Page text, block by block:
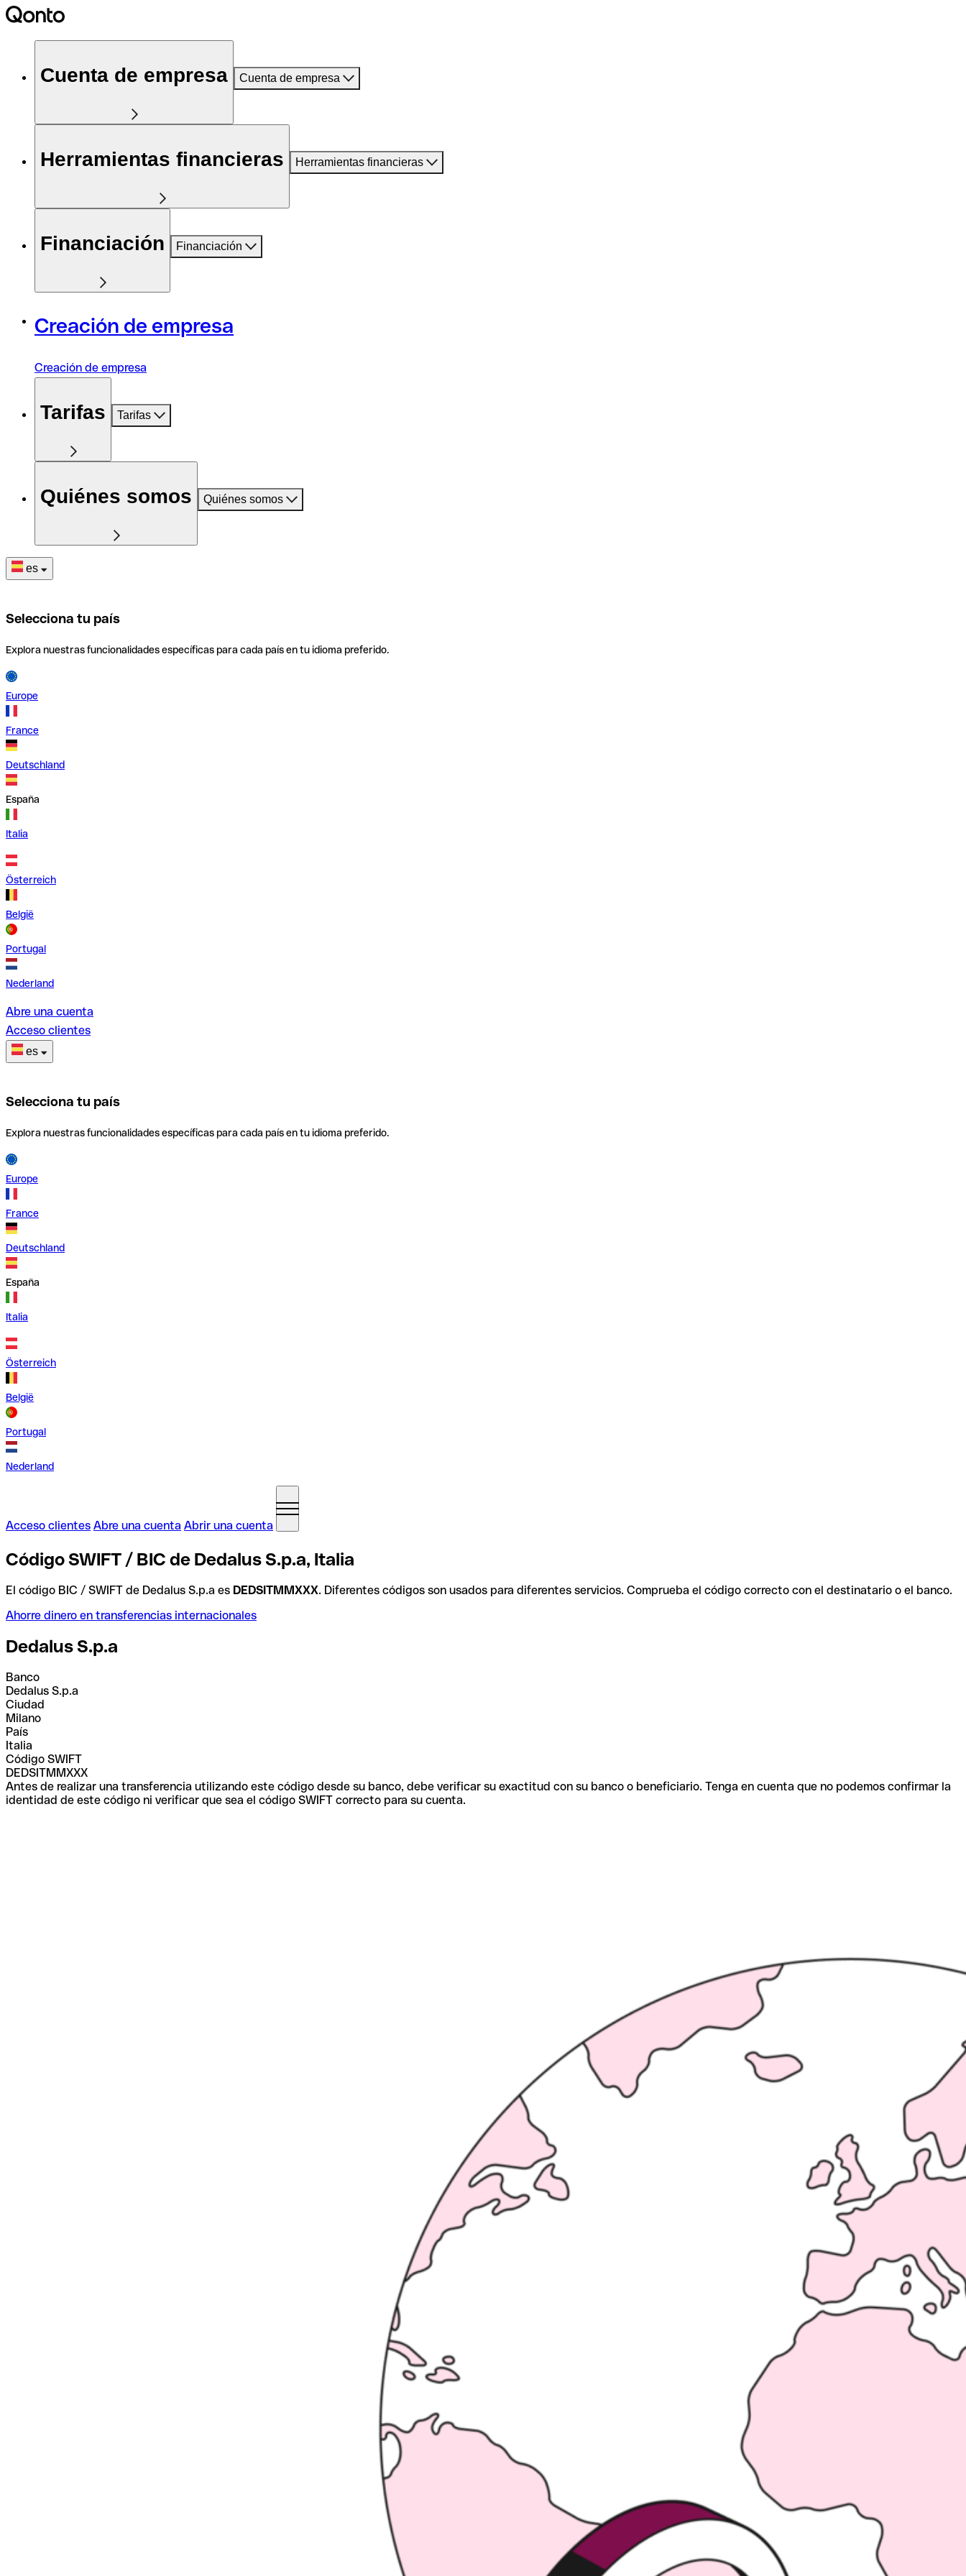
Cuenta de empresa Cuenta de empresa
Herramientas financieras Herramientas financieras
Financiación Financiación
Creación de empresa
Creación de empresa
Tarifas Tarifas
Quiénes somos Quiénes somos
es
Selecciona tu país
Explora nuestras funcionalidades específicas para cada país en tu idioma preferido.
Europe
France
Deutschland
España
Italia
Österreich
België
Portugal
Nederland
Abre una cuenta
Acceso clientes
es
Selecciona tu país
Explora nuestras funcionalidades específicas para cada país en tu idioma preferido.
Europe
France
Deutschland
España
Italia
Österreich
België
Portugal
Nederland
Acceso clientes Abre una cuenta Abrir una cuenta
Código SWIFT / BIC de Dedalus S.p.a, Italia
El código BIC / SWIFT de Dedalus S.p.a es DEDSITMMXXX. Diferentes códigos son usados para diferentes servicios. Comprueba el código correcto con el destinatario o el banco.
Ahorre dinero en transferencias internacionales
Dedalus S.p.a
Banco
Dedalus S.p.a
Ciudad
Milano
País
Italia
Código SWIFT
DEDSITMMXXX
Antes de realizar una transferencia utilizando este código desde su banco, debe verificar su exactitud con su banco o beneficiario. Tenga en cuenta que no podemos confirmar la
identidad de este código ni verificar que sea el código SWIFT correcto para su cuenta.